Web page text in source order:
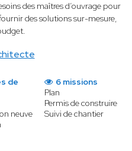
des maîtres d’ouvrage pour
des solutions sur-mesure,
de
neuve
6 missions
Plan
Permis de construire
Suivi de chantier